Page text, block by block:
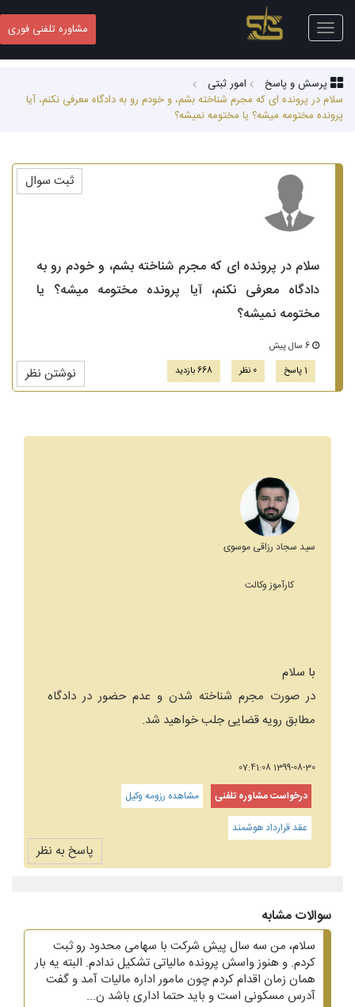
Toggle
navigation
مشاوره تلفنی فوری
پرسش و پاسخ
امور ثبتی
سلام در پرونده ای که مجرم شناخته بشم، و خودم رو به دادگاه معرفی نکنم، آیا
پرونده مختومه میشه؟ یا مختومه نمیشه؟
سلام در پرونده ای که مجرم شناخته بشم، و خودم رو به
دادگاه معرفی نکنم، آیا پرونده مختومه میشه؟ یا
مختومه نمیشه؟
1 پاسخ
0 نظر 668 بازدید نوشتن نظر
ثبت سوال
سید سجاد رزاقی موسوی
کارآموز وکالت
با سلام
در صورت مجرم شناخته شدن و عدم حضور در دادگاه
مطابق رویه قضایی جلب خواهید شد.
1399-08-30 07:41:08
درخواست مشاوره تلفنی
مشاهده رزومه وکیل
عقد قرارداد هوشمند
پاسخ به نظر
سوالات مشابه
سلام، من سه سال پیش شرکت با سهامی محدود رو ثبت
کردم. و هنوز واسش پرونده مالیاتی تشکیل ندادم. البته یه بار
همان زمان اقدام کردم چون مامور اداره مالیات آمد و گفت
آدرس مسکونی است و باید حتما اداری باشد ن...